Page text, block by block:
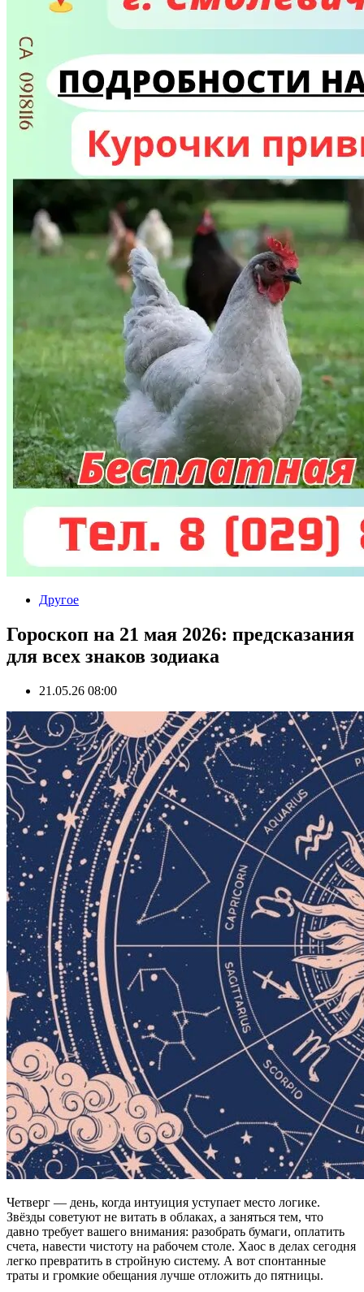
Другое
Гороскоп на 21 мая 2026: предсказания
для всех знаков зодиака
21.05.26 08:00
Четверг — день, когда интуиция уступает место логике.
Звёзды советуют не витать в облаках, а заняться тем, что
давно требует вашего внимания: разобрать бумаги, оплатить
счета, навести чистоту на рабочем столе. Хаос в делах сегодня
легко превратить в стройную систему. А вот спонтанные
траты и громкие обещания лучше отложить до пятницы.